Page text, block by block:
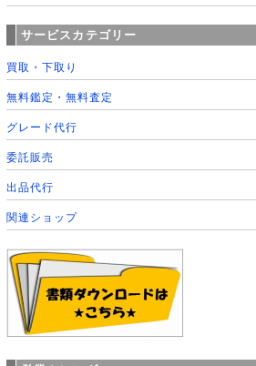
サービスカテゴリー
買取・下取り
無料鑑定・無料査定
グレード代行
委託販売
出品代行
関連ショップ